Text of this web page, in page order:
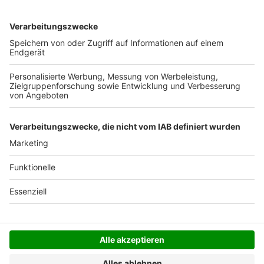
Versandkosten.
Der Bestellprozess ist mit Hilfe eines SSL-
SERVICE HOTLINE
SHOP SERVICE